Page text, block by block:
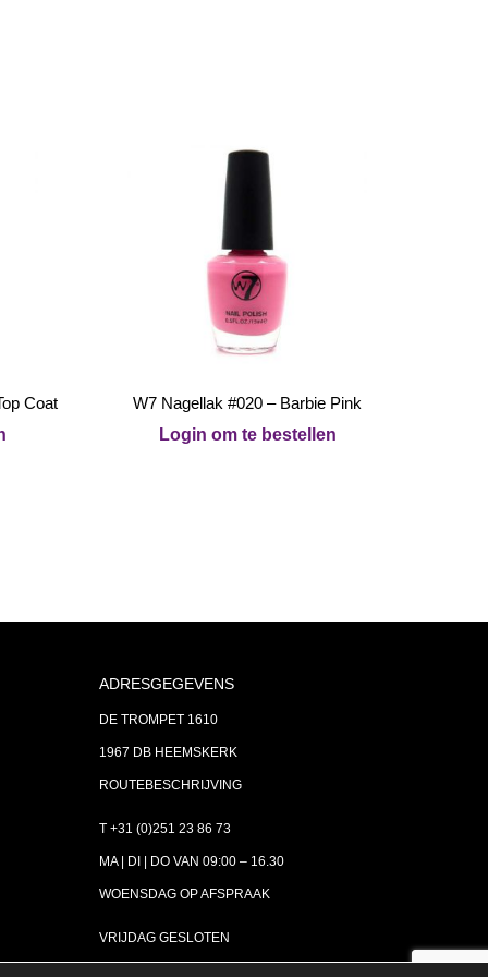
Coat
W7 Nagellak #020 – Barbie Pink
Login om te bestellen
ADRESGEGEVENS
DE TROMPET 1610
1967 DB HEEMSKERK
ROUTEBESCHRIJVING
T +31 (0)251 23 86 73
MA | DI | DO VAN 09:00 – 16.30
WOENSDAG OP AFSPRAAK
VRIJDAG GESLOTEN